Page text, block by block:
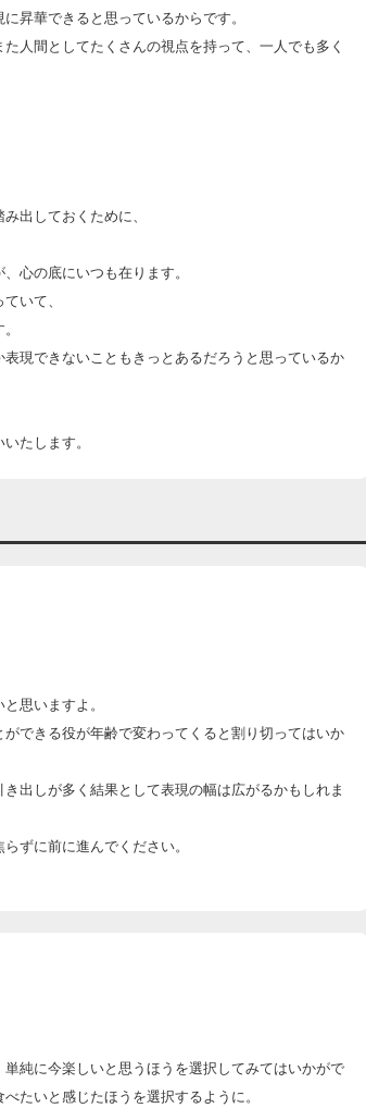
昇華できると思っているからです。
人間としてたくさんの視点を持って、一人でも多く
出しておくために、
心の底にいつも在ります。
いて、
現できないこともきっとあるだろうと思っているか
たします。
思いますよ。
できる役が年齢で変わってくると割り切ってはいか
出しが多く結果として表現の幅は広がるかもしれま
ずに前に進んでください。
純に今楽しいと思うほうを選択してみてはいかがで
たいと感じたほうを選択するように。